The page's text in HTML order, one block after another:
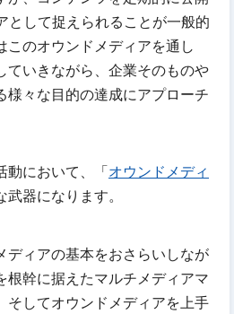
として捉えられることが一般的
このオウンドメディアを通し
ていきながら、企業そのものや
様々な目的の達成にアプローチ
動において、「オウンドメディ
器になります。
ディアの基本をおさらいしなが
根幹に据えたマルチメディアマ
そしてオウンドメディアを上手